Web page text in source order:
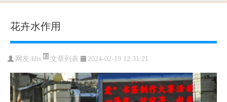
花卉水作用
网友:hhs 文章列表 2024-02-19 12:31:21